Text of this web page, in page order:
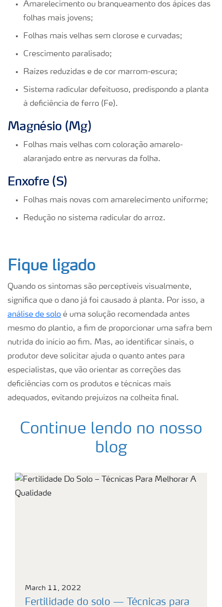
Amarelecimento ou branqueamento dos ápices das
folhas mais jovens;
Folhas mais velhas sem clorose e curvadas;
Crescimento paralisado;
Raízes reduzidas e de cor marrom-escura;
Sistema radicular defeituoso, predispondo a planta
à deficiência de ferro (Fe).
Magnésio (Mg)
Folhas mais velhas com coloração amarelo-
alaranjado entre as nervuras da folha.
Enxofre (S)
Folhas mais novas com amarelecimento uniforme;
Redução no sistema radicular do arroz.
Fique ligado
Quando os sintomas são perceptíveis visualmente,
significa que o dano já foi causado à planta. Por isso, a
análise de solo é uma solução recomendada antes
mesmo do plantio, a fim de proporcionar uma safra bem
nutrida do início ao fim. Mas, ao identificar sinais, o
produtor deve solicitar ajuda o quanto antes para
especialistas, que vão orientar as correções das
deficiências com os produtos e técnicas mais
adequados, evitando prejuízos na colheita final.
Continue lendo no nosso
blog
March 11, 2022
Fertilidade do solo — Técnicas para